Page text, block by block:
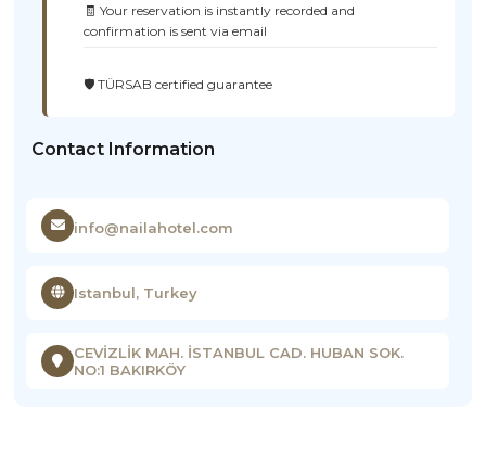
🧾 Your reservation is instantly recorded and
confirmation is sent via email
🛡️ TÜRSAB certified guarantee
Contact Information
info@nailahotel.com
Istanbul, Turkey
CEVİZLİK MAH. İSTANBUL CAD. HUBAN SOK.
NO:1 BAKIRKÖY